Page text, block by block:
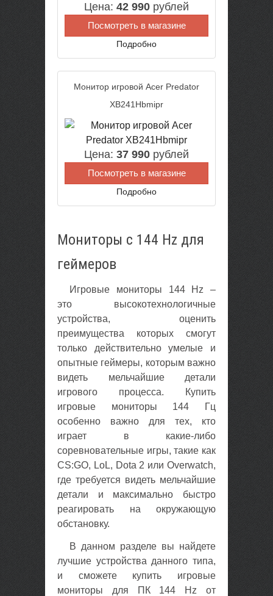
Цена: 42 990 рублей
Посмотреть в магазине
Подробно
Монитор игровой Acer Predator
XB241Hbmipr
Цена: 37 990 рублей
Посмотреть в магазине
Подробно
Мониторы с 144 Hz для
геймеров
Игровые мониторы 144 Hz –
это высокотехнологичные
устройства, оценить
преимущества которых смогут
только действительно умелые и
опытные геймеры, которым важно
видеть мельчайшие детали
игрового процесса. Купить
игровые мониторы 144 Гц
особенно важно для тех, кто
играет в какие-либо
соревновательные игры, такие как
CS:GO, LoL, Dota 2 или Overwatch,
где требуется видеть мельчайшие
детали и максимально быстро
реагировать на окружающую
обстановку.
В данном разделе вы найдете
лучшие устройства данного типа,
и сможете купить игровые
мониторы для ПК 144 Hz от